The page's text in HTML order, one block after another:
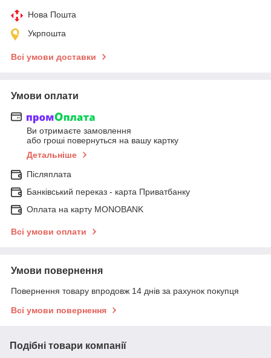
Нова Пошта
Укрпошта
Всі умови доставки
Умови оплати
Ви отримаєте замовлення
або гроші повернуться на вашу картку
Детальніше
Післяплата
Банківський переказ - карта Приватбанку
Оплата на карту MONOBANK
Всі умови оплати
Умови повернення
Повернення товару впродовж 14 днів за рахунок покупця
Всі умови повернення
Подібні товари компанії